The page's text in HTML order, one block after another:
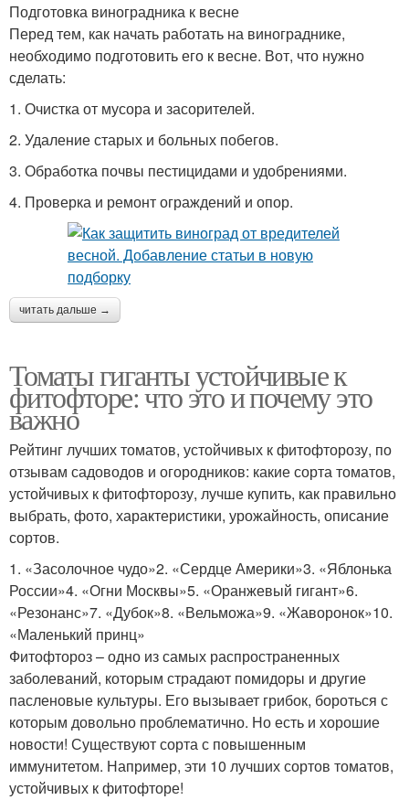
Подготовка виноградника к весне
Перед тем, как начать работать на винограднике,
необходимо подготовить его к весне. Вот, что нужно
сделать:
1. Очистка от мусора и засорителей.
2. Удаление старых и больных побегов.
3. Обработка почвы пестицидами и удобрениями.
4. Проверка и ремонт ограждений и опор.
читать дальше →
Томаты гиганты устойчивые к
фитофторе: что это и почему это
важно
Рейтинг лучших томатов, устойчивых к фитофторозу, по
отзывам садоводов и огородников: какие сорта томатов,
устойчивых к фитофторозу, лучше купить, как правильно
выбрать, фото, характеристики, урожайность, описание
сортов.
1. «Засолочное чудо»2. «Сердце Америки»3. «Яблонька
России»4. «Огни Москвы»5. «Оранжевый гигант»6.
«Резонанс»7. «Дубок»8. «Вельможа»9. «Жаворонок»10.
«Маленький принц»
Фитофтороз – одно из самых распространенных
заболеваний, которым страдают помидоры и другие
пасленовые культуры. Его вызывает грибок, бороться с
которым довольно проблематично. Но есть и хорошие
новости! Существуют сорта с повышенным
иммунитетом. Например, эти 10 лучших сортов томатов,
устойчивых к фитофторе!